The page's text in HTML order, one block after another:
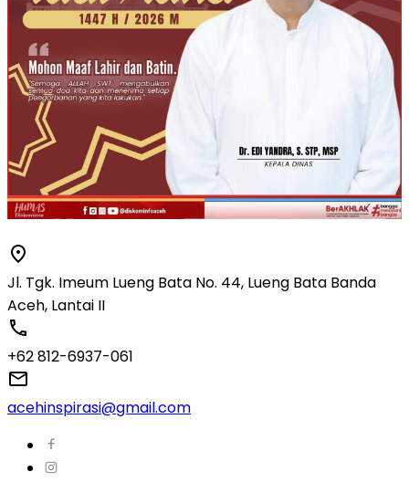
Jl. Tgk. Imeum Lueng Bata No. 44, Lueng Bata Banda
Aceh, Lantai II
+62 812-6937-061
acehinspirasi@gmail.com